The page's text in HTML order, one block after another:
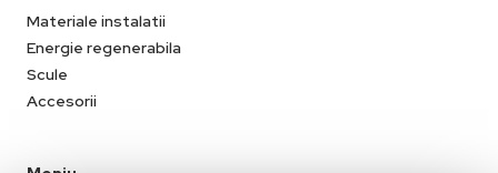
Materiale instalatii
Energie regenerabila
Scule
Accesorii